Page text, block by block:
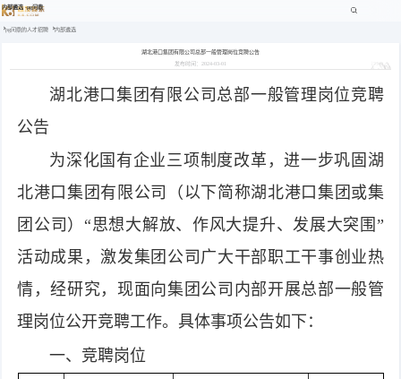
内部遴选 -pg问鼎
pg问鼎的人才招聘 内部遴选
湖北港口集团有限公司总部一般管理岗位竞聘公告
发布时间：2024-03-01
湖北港口集团有限公司总部一般管理岗位竞聘
公告
为深化国有企业三项制度改革，进一步巩固湖
北港口集团有限公司（以下简称湖北港口集团或集
团公司）“思想大解放、作风大提升、发展大突围”
活动成果，激发集团公司广大干部职工干事创业热
情，经研究，现面向集团公司内部开展总部一般管
理岗位公开竞聘工作。具体事项公告如下：
一、竞聘岗位